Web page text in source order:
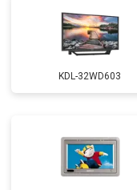
KDL-32WD603